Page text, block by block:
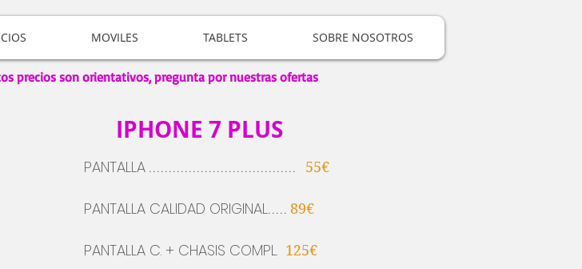
MOVILES TABLETS SOBRE NOSOTROS
IPHONE 7 PLUS
PANTALLA ..................................... 55€
PANTALLA CALIDAD ORIGINAL..... 89€
PANTALLA C. + CHASIS COMPL. 125€
precios son orientativos, pregunta por nuestras ofertas